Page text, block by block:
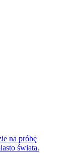
na próbę
świata.